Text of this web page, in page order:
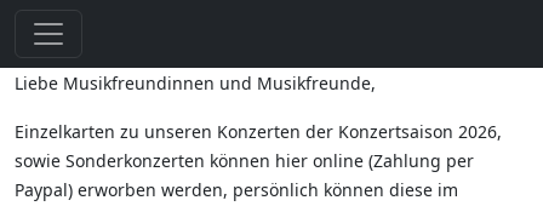
Liebe Musikfreundinnen und Musikfreunde,
Einzelkarten zu unseren Konzerten der Konzertsaison 2026,
sowie Sonderkonzerten können hier online (Zahlung per
Paypal) erworben werden, persönlich können diese im